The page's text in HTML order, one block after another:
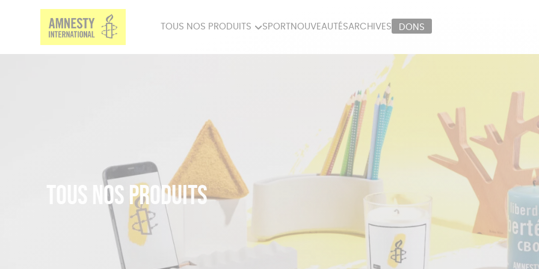
TOUS NOS PRODUITS
PAPETERIE
ÉPICERIE
SPORT NOUVEAUTÉSARCHIVES DONS
Tous nos produits